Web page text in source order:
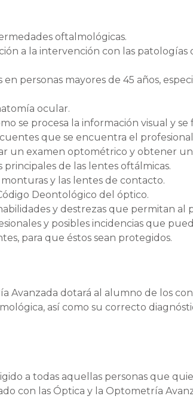
oftalmológicas.
a la intervención con las
personas mayores de 45 años,
ocular.
se procesa la información visual y
que se encuentra el
un examen optométrico y obtener
de las lentes oftálmicas.
y las lentes de contacto.
Deontológico del óptico.
y destrezas que permitan al
y posibles incidencias que
para que éstos sean protegidos.
Avanzada dotará al alumno de los
así como su correcto
a todas aquellas personas que
con las Óptica y la Optometría